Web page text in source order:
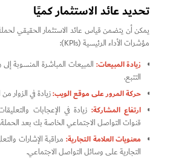
تحديد عائد الاستثمار كميًا
يمكن أن يتضمن قياس عائد الاستثمار الحقيقي
مؤشرات الأداء الرئيسية (KPIs):
زيادة المبيعات: المبيعات المباشرة المنسوبة
التتبع.
حركة المرور على موقع الويب:زيادة في الزوار
ارتفاع المشاركة: زيادة في الإعجابات
قنوات التواصل الاجتماعي الخاصة بك بعد الحملة.
معنويات العلامة التجارية: مراقبة الإشارات
التجارية على وسائل التواصل الاجتماعي.